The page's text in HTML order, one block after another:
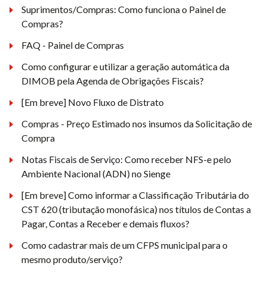
Suprimentos/Compras: Como funciona o Painel de
Compras?
FAQ - Painel de Compras
Como configurar e utilizar a geração automática da
DIMOB pela Agenda de Obrigações Fiscais?
[Em breve] Novo Fluxo de Distrato
Compras - Preço Estimado nos insumos da Solicitação de
Compra
Notas Fiscais de Serviço: Como receber NFS-e pelo
Ambiente Nacional (ADN) no Sienge
[Em breve] Como informar a Classificação Tributária do
CST 620 (tributação monofásica) nos títulos de Contas a
Pagar, Contas a Receber e demais fluxos?
Como cadastrar mais de um CFPS municipal para o
mesmo produto/serviço?